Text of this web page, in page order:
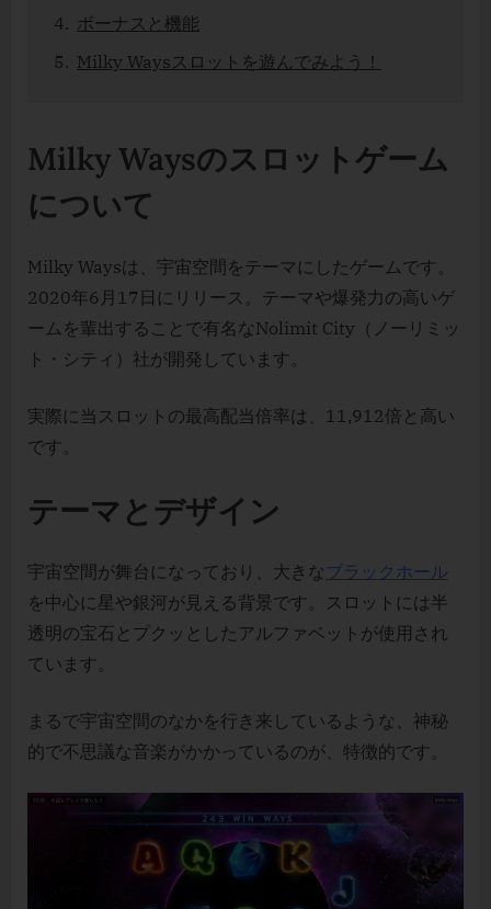
ボーナスと機能
Milky Waysスロットを遊んでみよう！
Milky Waysのスロットゲーム
について
Milky Waysは、宇宙空間をテーマにしたゲームです。
2020年6月17日にリリース。テーマや爆発力の高いゲ
ームを輩出することで有名なNolimit City（ノーリミッ
ト・シティ）社が開発しています。
実際に当スロットの最高配当倍率は、11,912倍と高い
です。
テーマとデザイン
宇宙空間が舞台になっており、大きな ブラックホール
を中心に星や銀河が見える背景です。スロットには半
透明の宝石とプクッとしたアルファベットが使用され
ています。
まるで宇宙空間のなかを行き来しているような、神秘
的で不思議な音楽がかかっているのが、特徴的です。